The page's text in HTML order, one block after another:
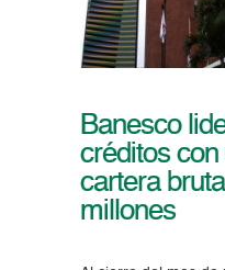
Banesco
créditos
cartera
millones